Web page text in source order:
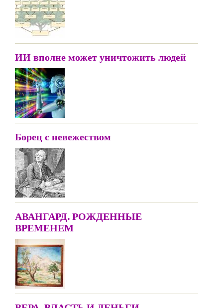
ИИ вполне может уничтожить людей
Борец с невежеством
АВАНГАРД. РОЖДЕННЫЕ
ВРЕМЕНЕМ